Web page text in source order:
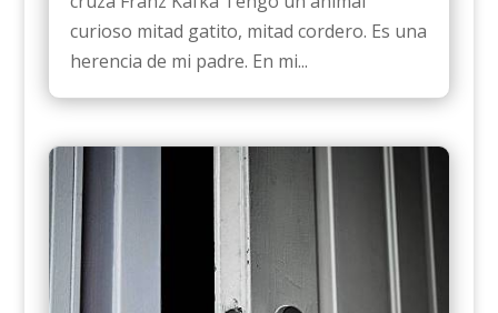
curioso mitad gatito, mitad cordero. Es una
herencia de mi padre. En mi...